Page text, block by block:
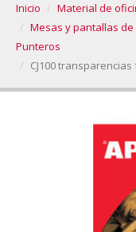
Inicio
Material de
Mesas y pantallas
Punteros
CJ100